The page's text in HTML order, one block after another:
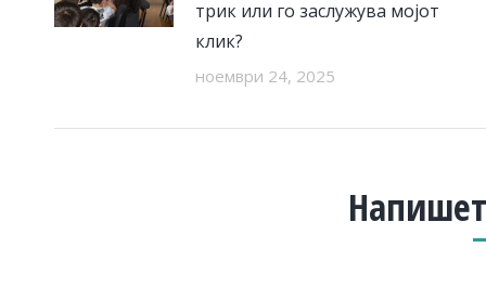
трик или го заслужува мојот
клик?
ноември 24, 2025